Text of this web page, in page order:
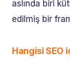
aslında biri
edilmiş bir
Hangisi SEO